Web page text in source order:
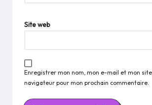
Site web
Enregistrer mon nom, mon e-mail et mon
navigateur pour mon prochain commentaire.